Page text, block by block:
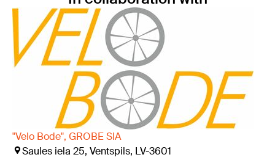
"Velo Bode", GROBE SIA
Saules iela 25, Ventspils, LV-3601